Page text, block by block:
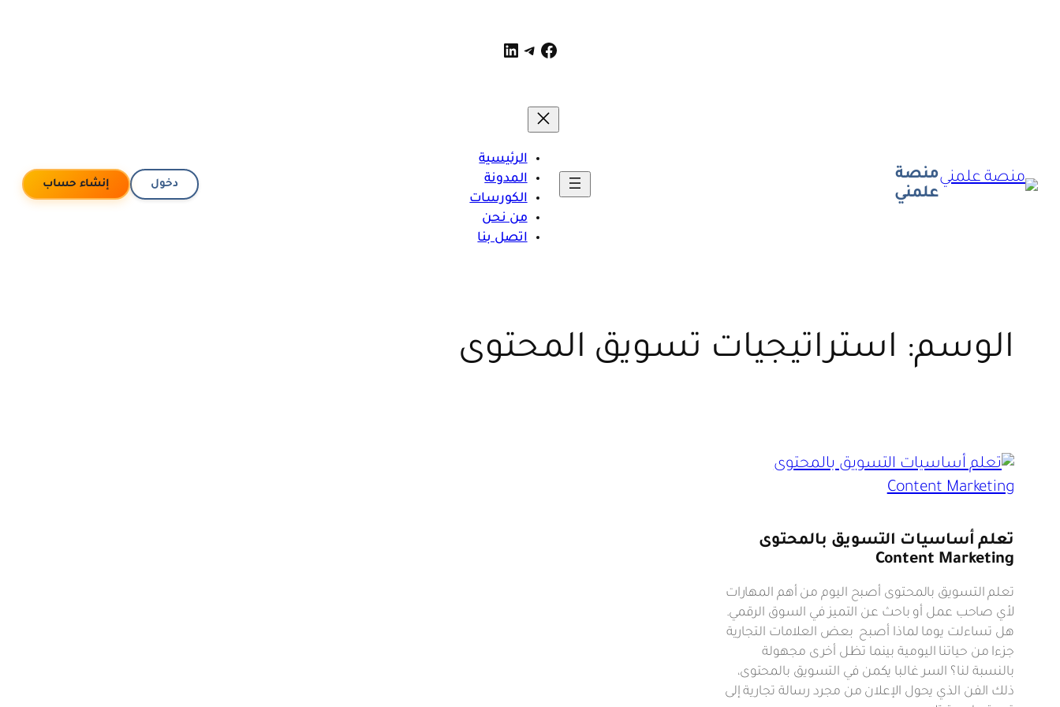
فيسبوك
تيليجرام
لينكد إن
منصة
علمني
الرئيسية
المدونة
الكورسات
من نحن
اتصل بنا
دخول إنشاء حساب
الوسم: استراتيجيات تسويق المحتوى
تعلم أساسيات التسويق بالمحتوى
Content Marketing
تعلم التسويق بالمحتوى أصبح اليوم من أهم المهارات
لأي صاحب عمل أو باحث عن التميز في السوق الرقمي.
هل تساءلت يوما لماذا أصبح بعض العلامات التجارية
جزءا من حياتنا اليومية بينما تظل أخرى مجهولة
بالنسبة لنا؟ السر غالبا يكمن في التسويق بالمحتوى،
ذلك الفن الذي يحول الإعلان من مجرد رسالة تجارية إلى